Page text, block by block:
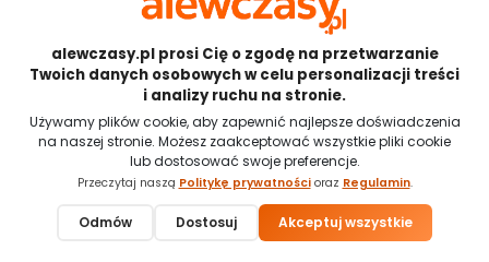
zarezerwować noclegi, aby cieszyć się komfortem i najlepszym
alewczasy.pl prosi Cię o zgodę na przetwarzanie
Twoich danych osobowych w celu personalizacji treści
i analizy ruchu na stronie.
Używamy plików cookie, aby zapewnić najlepsze doświadczenia
na naszej stronie. Możesz zaakceptować wszystkie pliki cookie
lub dostosować swoje preferencje.
Przeczytaj naszą Politykę prywatnościoraz Regulamin.
Odmów Dostosuj Akceptuj wszystkie